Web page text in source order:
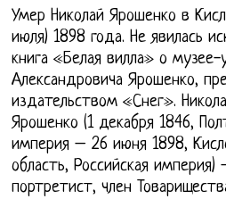
Умер Николай Ярошенко в
июля) 1898 года. Не явилась
книга «Белая вилла» о музее-
Александровича Ярошенко,
издательством «Снег».
Ярошенко (1 декабря 1846,
империя – 26 июня 1898,
область, Российская
портретист, член